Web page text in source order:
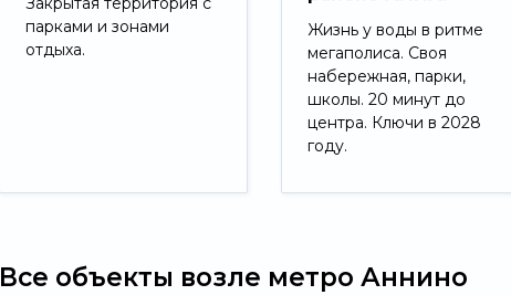
парками и зонами
отдыха.
Жизнь у воды в ритме
мегаполиса. Своя
набережная, парки,
школы. 20 минут до
центра. Ключи в 2028
году.
Все объекты возле метро Аннино